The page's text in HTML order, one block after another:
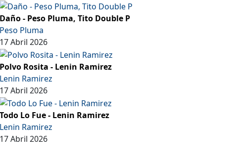
Daño - Peso Pluma, Tito Double P
Peso Pluma
17 Abril 2026
Polvo Rosita - Lenin Ramirez
Lenin Ramirez
17 Abril 2026
Todo Lo Fue - Lenin Ramirez
Lenin Ramirez
17 Abril 2026